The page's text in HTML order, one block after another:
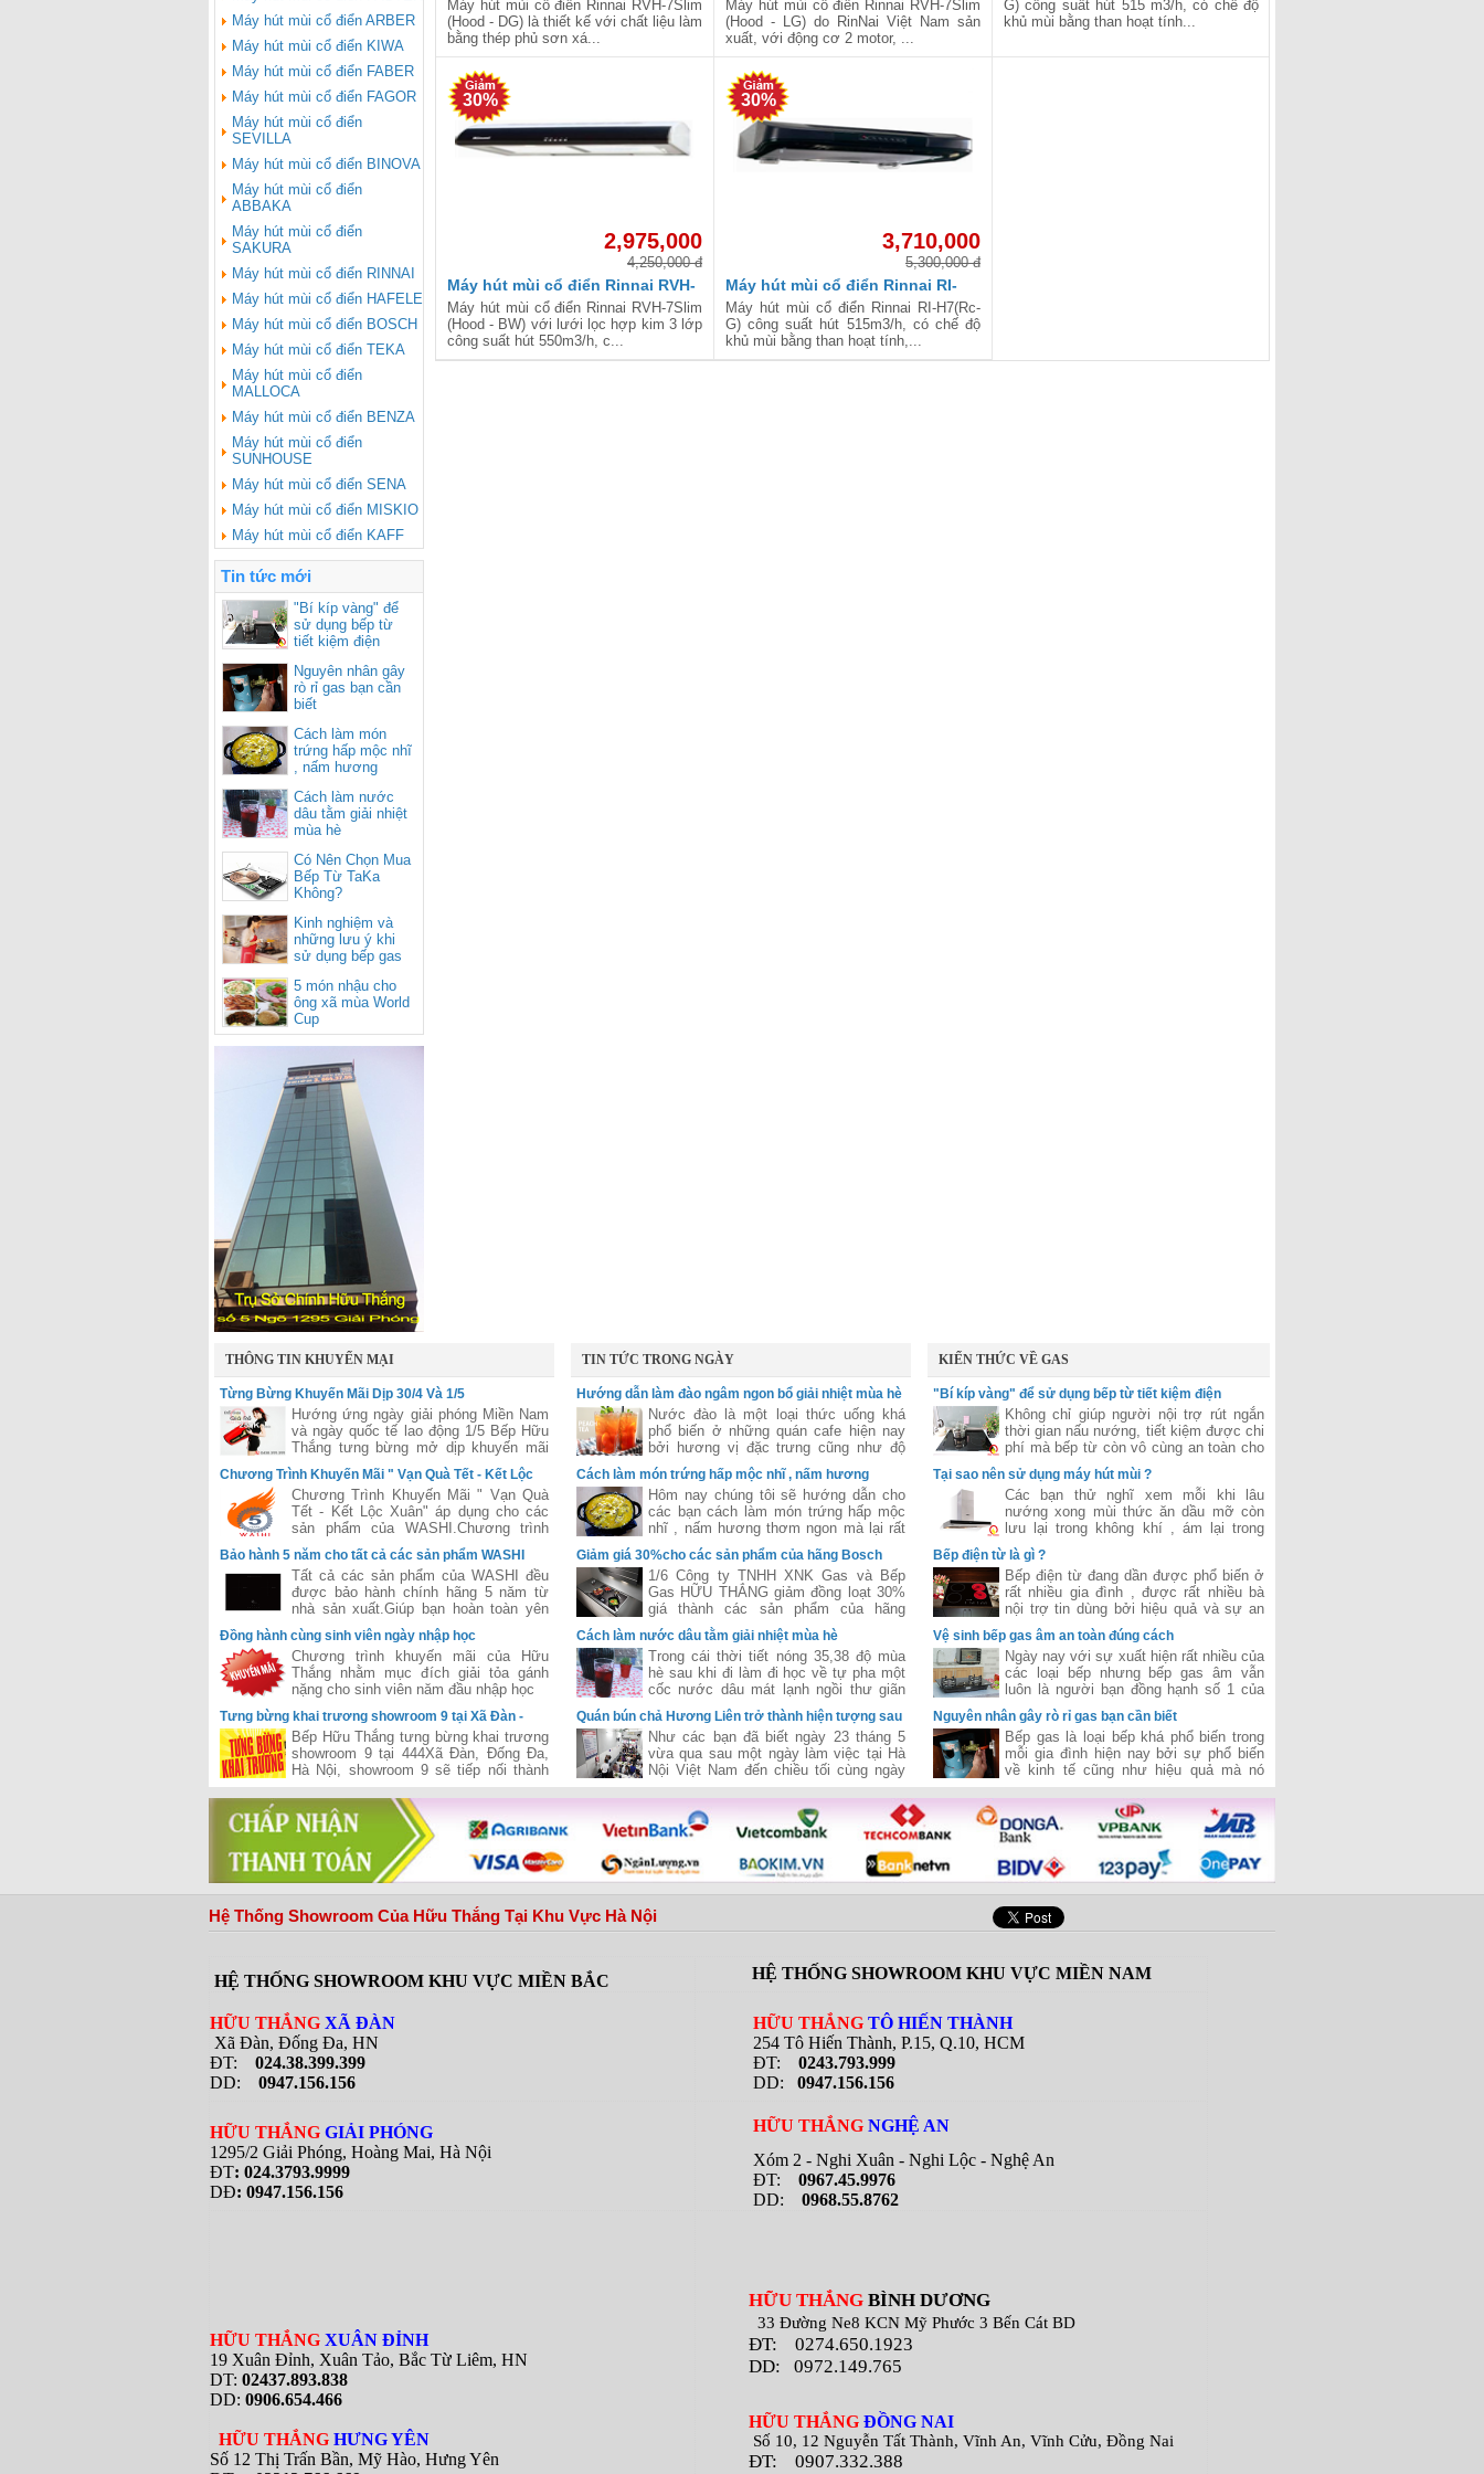
Máy hút mùi cổ điển ARBER
Máy hút mùi cổ điển KIWA
Máy hút mùi cổ điển FABER
Máy hút mùi cổ điển FAGOR
Máy hút mùi cổ điển
SEVILLA
Máy hút mùi cổ điển BINOVA
Máy hút mùi cổ điển
ABBAKA
Máy hút mùi cổ điển
SAKURA
Máy hút mùi cổ điển RINNAI
Máy hút mùi cổ điển HAFELE
Máy hút mùi cổ điển BOSCH
Máy hút mùi cổ điển TEKA
Máy hút mùi cổ điển
MALLOCA
Máy hút mùi cổ điển BENZA
Máy hút mùi cổ điển
SUNHOUSE
Máy hút mùi cổ điển SENA
Máy hút mùi cổ điển MISKIO
Máy hút mùi cổ điển KAFF
Tin tức mới
"Bí kíp vàng" để
sử dụng bếp từ
tiết kiệm điện
Nguyên nhân gây
rò rỉ gas bạn cần
biết
Cách làm món
trứng hấp mộc nhĩ
, nấm hương
Cách làm nước
dâu tằm giải nhiệt
mùa hè
Có Nên Chọn Mua
Bếp Từ TaKa
Không?
Kinh nghiệm và
những lưu ý khi
sử dụng bếp gas
nóng
5 món nhậu cho
ông xã mùa World
Cup
Máy hút mùi cổ điển Rinnai RVH-7Slim
(Hood - DG) là thiết kế với chất liệu làm
bằng thép phủ sơn xá...
Máy hút mùi cổ điển Rinnai RVH-7Slim
(Hood - LG) do RinNai Việt Nam sản
xuất, với động cơ 2 motor, ...
G) công suất hút 515 m3/h, có chế độ
khủ mùi bằng than hoạt tính...
30%
2,975,000
4,250,000 đ
Máy hút mùi cổ điển Rinnai RVH-
7Slim (Hood - BW)
Máy hút mùi cổ điển Rinnai RVH-7Slim
(Hood - BW) với lưới lọc hợp kim 3 lớp
công suất hút 550m3/h, c...
30%
3,710,000
5,300,000 đ
Máy hút mùi cổ điển Rinnai RI-
H7(Rc-G)
Máy hút mùi cổ điển Rinnai RI-H7(Rc-
G) công suất hút 515m3/h, có chế độ
khủ mùi bằng than hoạt tính,...
THÔNG TIN KHUYẾN MẠI
Từng Bừng Khuyến Mãi Dịp 30/4 Và 1/5
Hướng ứng ngày giải phóng Miền Nam
và ngày quốc tế lao động 1/5 Bếp Hữu
Thắng tưng bừng mở dịp khuyến mãi
lớn áp dụng cho tất các hệ thống của
Hữu Thắng trên toàn quốc
Chương Trình Khuyến Mãi " Vạn Quà Tết - Kết Lộc
Chương Trình Khuyến Mãi " Vạn Quà
Tết - Kết Lộc Xuân" áp dụng cho các
sản phẩm của WASHI.Chương trình
được đánh giá là lớn nhất năm 2015
của hãng WASHI
Bảo hành 5 năm cho tất cả các sản phẩm WASHI
Tất cả các sản phẩm của WASHI đều
được bảo hành chính hãng 5 năm từ
nhà sản xuất.Giúp bạn hoàn toàn yên
tâm trong suốt quá trình sử dụng.
Đồng hành cùng sinh viên ngày nhập học
Chương trình khuyến mãi của Hữu
Thắng nhằm mục đích giải tỏa gánh
nặng cho sinh viên năm đầu nhập học
Tưng bừng khai trương showroom 9 tại Xã Đàn -
Đống Đa - Hà NộiBếp Hữu Thắng tưng bừng khai trương
showroom 9 tại 444Xã Đàn, Đống Đa,
Hà Nội, showroom 9 sẽ tiếp nối thành
công của chuỗi siêu thị của Hữu Thắng
đã khai trương và hiện đang vận hành
hiệu quả trên cả hai miền Nam-Bắc,
đưa Hữu Thắng gần hơn với vị trí nhà
phân phối hàng đầu bếp và thiết bị bếp
tại Việt Nam
TIN TỨC TRONG NGÀY
Hướng dẫn làm đào ngâm ngon bổ giải nhiệt mùa hè
Nước đào là một loại thức uống khá
phổ biến ở những quán cafe hiện nay
bởi hương vị đặc trưng cũng như độ
hấp dẫn của loại thức uống này .
Cách làm món trứng hấp mộc nhĩ , nấm hương
Hôm nay chúng tôi sẽ hướng dẫn cho
các bạn cách làm món trứng hấp mộc
nhĩ , nấm hương thơm ngon mà lại rất
Giảm giá 30%cho các sản phẩm của hãng Bosch
1/6 Công ty TNHH XNK Gas và Bếp
Gas HỮU THẮNG giảm đồng loạt 30%
giá thành các sản phẩm của hãng
Bosch một hãng nội thất nhà bếp nổi
tiếng đến từ nước Đức .
Cách làm nước dâu tằm giải nhiệt mùa hè
Trong cái thời tiết nóng 35,38 độ mùa
hè sau khi đi làm đi học về tự pha một
cốc nước dâu mát lạnh ngồi thư giãn
thì còn gì bằng
Quán bún chả Hương Liên trở thành hiện tượng sau
khi đón Tổng Thống Obama
Như các bạn đã biết ngày 23 tháng 5
vừa qua sau một ngày làm việc tại Hà
Nội Việt Nam đến chiều tối cùng ngày
tổng thống Mỹ Obama đã ghé thăm
quán bún chả Hương Liên ở Hà Nội .
KIẾN THỨC VỀ GAS
"Bí kíp vàng" để sử dụng bếp từ tiết kiệm điện
Không chỉ giúp người nội trợ rút ngắn
thời gian nấu nướng, tiết kiệm được chi
phí mà bếp từ còn vô cùng an toàn cho
người sử dụng.
Tại sao nên sử dụng máy hút mùi ?
Các bạn thử nghĩ xem mỗi khi lâu
nướng xong mùi thức ăn dầu mỡ còn
lưu lại trong không khí , ám lại trong
phòng cho chúng ta cảm giác rất là ngột
ngạt và khó chịu . Chưa kể nếu như
hôm nào nhà bạn ăn những đồ ăn có
mùi nồng tanh như cá , mắm tôm , dầu
rán ,... thì cảm giác khó chịu khó thở vô
cùng. Làm cho bữa ăn của chúng ta trở
nên mất ngon
Bếp điện từ là gì ?
Bếp điện từ đang dần được phổ biến ở
rất nhiều gia đình , được rất nhiều bà
nội trợ tin dùng bởi hiệu quả và sự an
toàn tiết kiệm nó mang lại .Nhưng rất
nhiều người còn băn khoăn bếp điện từ
là loại bếp như nào ? Liệu nó có giống
bếp từ ? Hôm nay chúng tôi sẽ giải
thích cho bạn ?
Vệ sinh bếp gas âm an toàn đúng cách
Ngày nay với sự xuất hiện rất nhiều của
các loại bếp nhưng bếp gas âm vẫn
luôn là người bạn đồng hạnh số 1 của
các bà nội trợ bởi nó hiệu quả và tiết
kiệm chi phí . Thế nhưng sau 1 thời
gian đun nấu với nhiều vết dầu mỡ ,
thức ăn bám vào khiến bếp xuống cấp
làm tuổi thọ của bếp giảm đi nếu bạn
không biết vệ sinh bếp đúng cách
Nguyên nhân gây rò rỉ gas bạn cần biết
Bếp gas là loại bếp khá phổ biến trong
mỗi gia đình hiện nay bởi sự phổ biến
về kinh tế cũng như hiệu quả mà nó
mang lại . Bên cạnh đó trong quá trình
sử dụng cũng có rất nhiều nguyên nhân
khiến gas bị rò rì đem lại nhưng mối
nguy hiểm tiềm ẩn
Hệ Thống Showroom Của Hữu Thắng Tại Khu Vực Hà Nội
HỆ THỐNG SHOWROOM KHU VỰC MIỀN BẮC HỆ THỐNG SHOWROOM KHU VỰC MIỀN NAM
HỮU THẮNG XÃ ĐÀN
Xã Đàn, Đống Đa, HN
ĐT: 024.38.399.399
DD:
0947.156.156
HỮU THẮNG TÔ HIẾN THÀNH
254 Tô Hiến Thành, P.15, Q.10, HCM
ĐT: 0243.793.999
DD: 0947.156.156
HỮU THẮNG GIẢI PHÓNG
1295/2 Giải Phóng, Hoàng Mai, Hà Nội
ĐT: 024.3793.9999
DĐ: 0947.156.156
HỮU THẮNG NGHỆ AN
Xóm 2 - Nghi Xuân - Nghi Lộc - Nghệ An
ĐT: 0967.45.9976
DD: 0968.55.8762
HỮU THẮNG XUÂN ĐỈNH
19 Xuân Đỉnh, Xuân Tảo, Bắc Từ Liêm, HN
DT: 02437.893.838
DD: 0906.654.466
HỮU THẮNG HƯNG YÊN
Số 12 Thị Trấn Bần, Mỹ Hào, Hưng Yên
HỮU THẮNG BÌNH DƯƠNG
33 Đường Ne8 KCN Mỹ Phước 3 Bến Cát BD
ĐT:
0274.650.1923
DD: 0972.149.765
HỮU THẮNG ĐỒNG NAI
Số 10, 12 Nguyễn Tất Thành, Vĩnh An, Vĩnh Cửu, Đồng Nai
ĐT:
0907.332.388